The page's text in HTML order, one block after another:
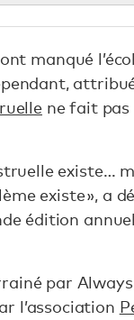
manqué
ne fait pas
existe…
existe », a
édition
par
l’association